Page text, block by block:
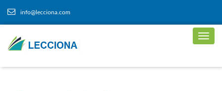
info@lecciona.com